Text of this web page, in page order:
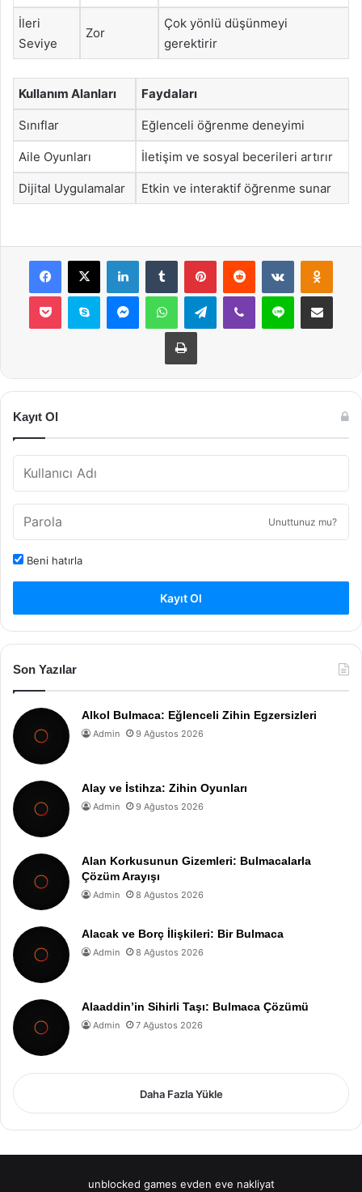
İleri
Seviye
Zor
Çok yönlü düşünmeyi
gerektirir
Kullanım Alanları Faydaları
Sınıflar Eğlenceli öğrenme deneyimi
Aile Oyunları İletişim ve sosyal becerileri artırır
Dijital Uygulamalar Etkin ve interaktif öğrenme sunar
Facebook
X LinkedInTumblr PinterestReddit VKontakte
Pocket Skype MessengerWhatsAppTelegramViber Line E-Posta ile
Yazdır
Kayıt Ol
Unuttunuz mu?
Beni hatırla
Kayıt Ol
Son Yazılar
Alkol Bulmaca: Eğlenceli Zihin Egzersizleri
Admin 9 Ağustos 2026
Alay ve İstihza: Zihin Oyunları
Admin 9 Ağustos 2026
Alan Korkusunun Gizemleri: Bulmacalarla
Çözüm Arayışı
Admin 8 Ağustos 2026
Alacak ve Borç İlişkileri: Bir Bulmaca
Admin 8 Ağustos 2026
Alaaddin’in Sihirli Taşı: Bulmaca Çözümü
Admin 7 Ağustos 2026
Daha Fazla Yükle
unblocked games evden eve nakliyat